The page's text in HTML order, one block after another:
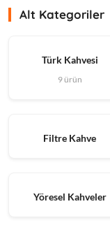
Alt Kategoriler
Türk Kahvesi
9 ürün
Filtre Kahve
Yöresel Kahveler